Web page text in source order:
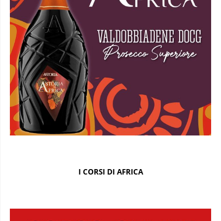
I CORSI DI AFRICA